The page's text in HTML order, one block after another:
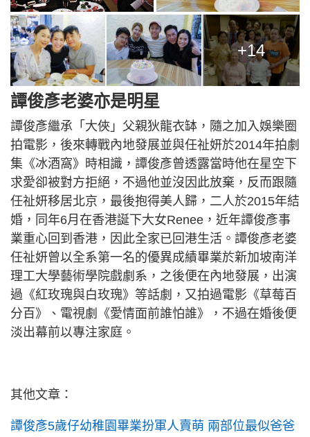
+14
譚俊彥老婆亦是明星
譚俊彥繼承「大俠」父親狄龍衣缽，隨之加入娛樂圈
拍電影，後來轉戰內地發展並與任祉妍於2014年拍劇
集《冰酒窩》時相識，譚俊彥曾透露當時他在星空下
求愛卻被對方拒絕，不過他並沒因此放棄，反而跟隨
任祉妍移居北京，最後抱得美人歸，二人於2015年結
婚，同年6月在香港誕下大女Renee，近年譚俊彥事
業重心回到香港，因此全家已回港生活。譚俊彥老婆
任祉妍曾以全系第一名的優異成績畢業於新加坡南洋
理工大學藝術學院戲劇系，之後便在內地發展，出演
過《紅玫瑰與白玫瑰》等話劇，又拍過電影《草莓百
分百》、電視劇《愛情面前誰怕誰》，不過在婚後便
淡出幕前以專注家庭。
其他文章：
譚俊彥5歲仔幼稚園畢業扮軍人賣萌 兩部位最似爸爸